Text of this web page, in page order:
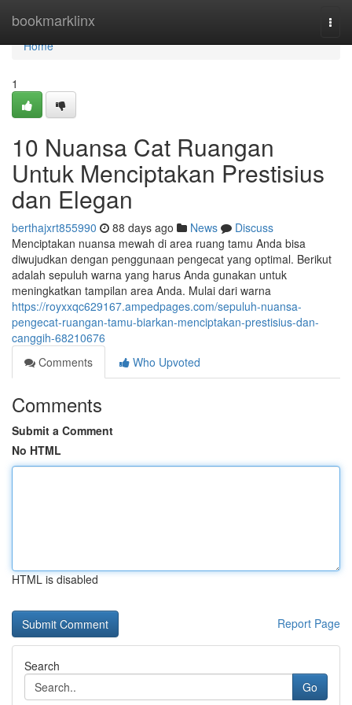
bookmarklinx
Home
Home
1
10 Nuansa Cat Ruangan
Untuk Menciptakan Prestisius
dan Elegan
berthajxrt855990 88 days ago News
Discuss
Menciptakan nuansa mewah di area ruang tamu Anda bisa
diwujudkan dengan penggunaan pengecat yang optimal. Berikut
adalah sepuluh warna yang harus Anda gunakan untuk
meningkatkan tampilan area Anda. Mulai dari warna
https://royxxqc629167.ampedpages.com/sepuluh-nuansa-
pengecat-ruangan-tamu-biarkan-menciptakan-prestisius-dan-
canggih-68210676
Comments
Who Upvoted
Comments
Submit a Comment
No HTML
HTML is disabled
Report Page
Search
Go